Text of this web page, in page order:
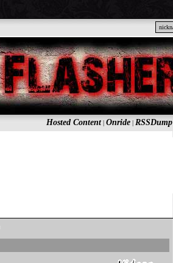
Hosted Content| Onride| RSSDump